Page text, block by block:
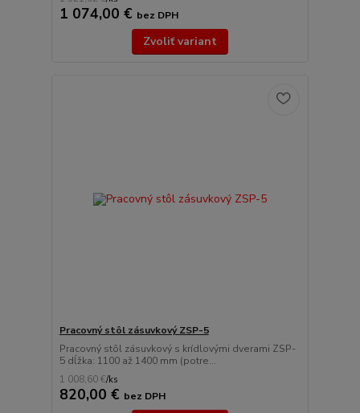
1 074,00 € bez DPH
Zvoliť variant
Pracovný stôl zásuvkový ZSP-5
Pracovný stôl zásuvkový s krídlovými dverami ZSP-
5 dĺžka: 1100 až 1400 mm (potre...
1 008,60 €/ks
820,00 € bez DPH